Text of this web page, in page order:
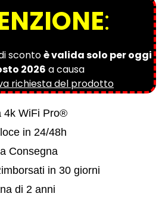
:
scontoè valida solo per oggi
2026 a causa
richiesta del prodotto
4k WiFi Pro®
in 24/48h
Consegna
in 30 giorni
di 2 anni